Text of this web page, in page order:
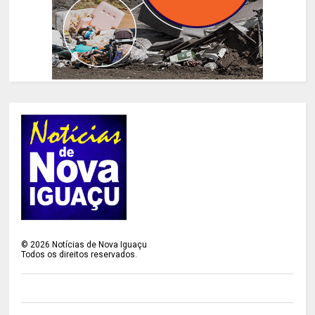
©2026 Notícias de Nova Iguaçu
Todos os direitos reservados.